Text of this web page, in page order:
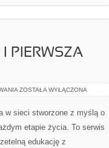
PIERWSZA
MŁODA
DORASTANIE
I
WIZYTA
GINEKOLOGA
ZOSTAŁA WYŁĄCZONA
w sieci stworzone z myślą o
etapie życia. To serwis
edukację z